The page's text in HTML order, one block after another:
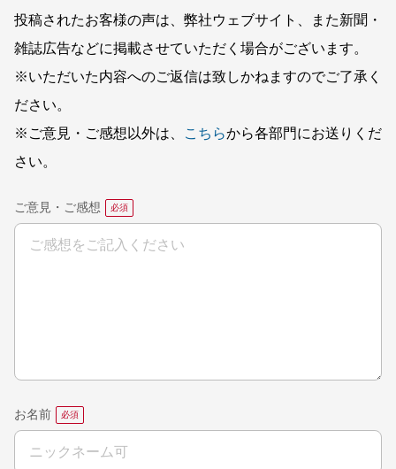
投稿されたお客様の声は、弊社ウェブサイト、また新聞・
雑誌広告などに掲載させていただく場合がございます。
※いただいた内容へのご返信は致しかねますのでご了承く
ださい。
※ご意見・ご感想以外は、
こちらから各部門にお送りくだ
さい。
ご意見・ご感想
お名前